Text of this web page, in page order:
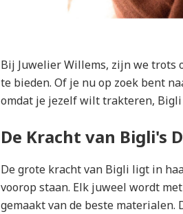
Bij Juwelier Willems, zijn we trots
te bieden. Of je nu op zoek bent
omdat je jezelf wilt trakteren,
De Kracht van Bigli's
De grote kracht van Bigli ligt in
voorop staan. Elk juweel wordt
gemaakt van de beste